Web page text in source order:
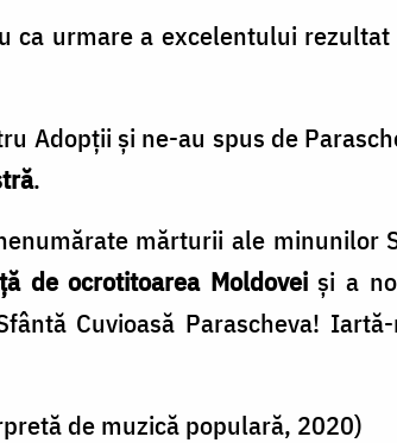
urmare a excelentului
Adopții și ne-au spus de
.
mărturii ale minunilor
de ocrotitoarea Moldoveiși a
Cuvioasă Parascheva!
de muzică populară, 2020)